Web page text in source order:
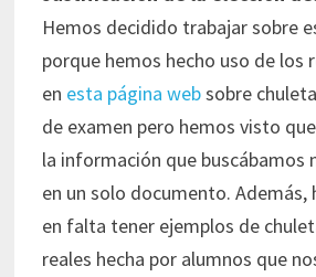
Hemos decidido trabajar sobre
porque hemos hecho uso de los
en esta página websobre
de examen pero hemos visto
la información que buscábamos
en un solo documento. Además,
en falta tener ejemplos de
reales hecha por alumnos que